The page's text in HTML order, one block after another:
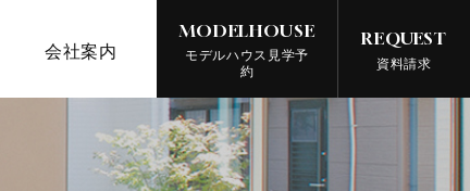
会社案内
MODELHOUSE
モデルハウス見学予
約
REQUEST
資料請求